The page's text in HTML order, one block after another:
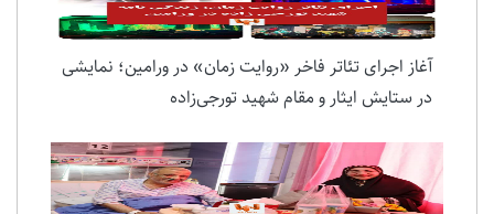
آغاز اجرای تئاتر فاخر «روایت زمان» در ورامین؛ نمایشی
در ستایش ایثار و مقام شهید تورجی‌زاده